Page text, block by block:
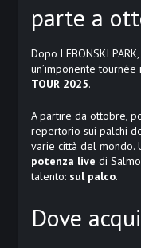
parte a
Dopo LEBONSKI
un’imponente
TOUR 2025.
A partire da ottobre,
repertorio sui palchi
varie città del mondo.
potenza live di
talento: sul palco.
Dove